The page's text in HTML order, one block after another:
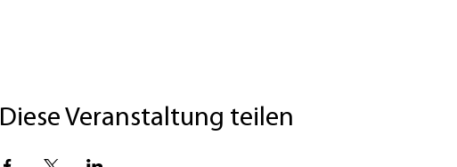
Diese Veranstaltung teilen